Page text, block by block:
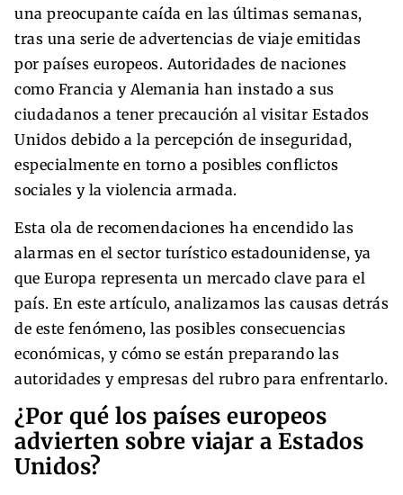
una preocupante caída en las últimas semanas,
tras una serie de advertencias de viaje emitidas
por países europeos. Autoridades de naciones
como Francia y Alemania han instado a sus
ciudadanos a tener precaución al visitar Estados
Unidos debido a la percepción de inseguridad,
especialmente en torno a posibles conflictos
sociales y la violencia armada.
Esta ola de recomendaciones ha encendido las
alarmas en el sector turístico estadounidense, ya
que Europa representa un mercado clave para el
país. En este artículo, analizamos las causas detrás
de este fenómeno, las posibles consecuencias
económicas, y cómo se están preparando las
autoridades y empresas del rubro para enfrentarlo.
¿Por qué los países europeos
advierten sobre viajar a Estados
Unidos?